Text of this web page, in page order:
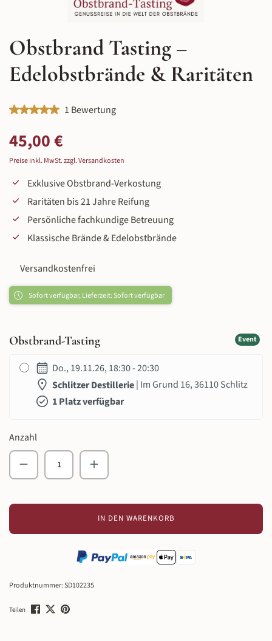
Obstbrand Tasting –
Edelobstbrände & Raritäten
Durchschnittliche Bewertung von 5 von 5 Sternen
1 Bewertung
Regulärer Preis:
45,00 €
Preise inkl. MwSt. zzgl. Versandkosten
Exklusive Obstbrand-Verkostung
Raritäten bis 21 Jahre Reifung
Persönliche fachkundige Betreuung
Klassische Brände & Edelobstbrände
Versandkostenfrei
Sofort verfügbar, Lieferzeit: Sofort verfügbar
Obstbrand-Tasting Event
Do., 19.11.26, 18:30 - 20:30
Schlitzer Destillerie| Im Grund 16, 36110 Schlitz
1 Platz verfügbar
Anzahl
Produkt Anzahl: Gib den gewünschten Wert
IN DEN WARENKORB
Produktnummer:SD102235
Teilen